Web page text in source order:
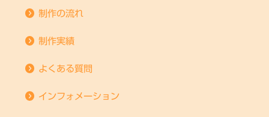
制作の流れ
制作実績
よくある質問
インフォメーション